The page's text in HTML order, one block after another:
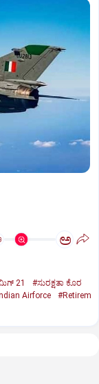
ಅ
21
#ಸುರಕ್ಷತಾ ಕೊರ
Airforce
#Retirem